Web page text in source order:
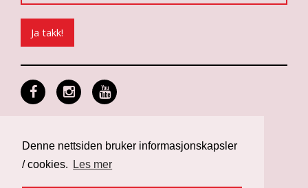
Denne nettsiden bruker informasjonskapsler
/ cookies.
Les mer
Design: Differ Media
Web: Noop